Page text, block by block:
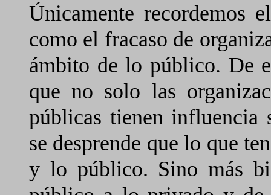
Únicamente recordemos
como el fracaso de
ámbito de lo público. De
que no solo las
públicas tienen influencia
se desprende que lo que
y lo público. Sino más